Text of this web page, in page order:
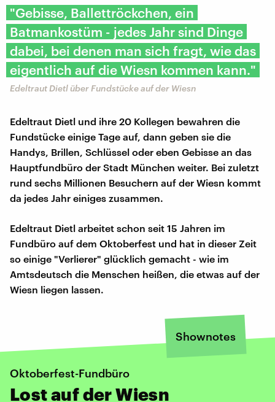
"Gebisse, Ballettröckchen, ein
Batmankostüm - jedes Jahr sind Dinge
dabei, bei denen man sich fragt, wie das
eigentlich auf die Wiesn kommen kann."
Edeltraut Dietl über Fundstücke auf der Wiesn
Edeltraut Dietl und ihre 20 Kollegen bewahren die
Fundstücke einige Tage auf, dann geben sie die
Handys, Brillen, Schlüssel oder eben Gebisse an das
Hauptfundbüro der Stadt München weiter. Bei zuletzt
rund sechs Millionen Besuchern auf der Wiesn kommt
da jedes Jahr einiges zusammen.
Edeltraut Dietl arbeitet schon seit 15 Jahren im
Fundbüro auf dem Oktoberfest und hat in dieser Zeit
so einige "Verlierer" glücklich gemacht - wie im
Amtsdeutsch die Menschen heißen, die etwas auf der
Wiesn liegen lassen.
Shownotes
Oktoberfest-Fundbüro
Lost auf der Wiesn